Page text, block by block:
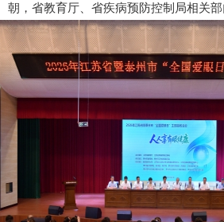
朝，省教育厅、省疾病预防控制局相关部